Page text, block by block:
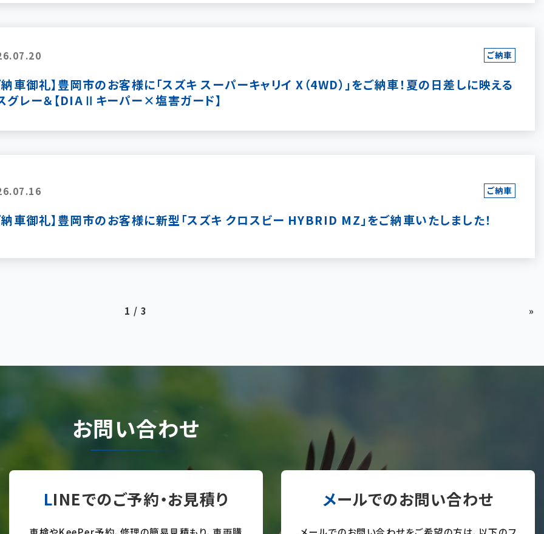
ご納車
納車御礼】豊岡市のお客様に「スズキ スーパーキャリイ X（4WD）」をご納車！夏の日差しに映える
グレー＆【DIAⅡキーパー×塩害ガード】
ご納車
納車御礼】豊岡市のお客様に新型「スズキ クロスビー HYBRID MZ」をご納車いたしました！
1 / 3 »
お問い合わせ
LINEでのご予約・お見積り メールでのお問い合わせ